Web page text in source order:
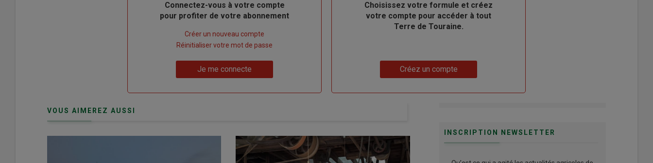
Body
Connectez-vous à votre compte
pour profiter de votre abonnement
compte"
Créer un nouveau compte
Réinitialiser votre mot de passe
Je me connecte
Body
Choisissez votre formule et créez
votre compte pour accéder à tout
Terre de Touraine.
Créez un compte
VOUS AIMEREZ AUSSI
INSCRIPTION NEWSLETTER